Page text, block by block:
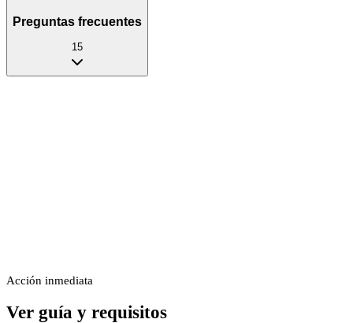
Preguntas frecuentes
15
Acción inmediata
Ver guía y requisitos